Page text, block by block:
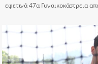
εφετινά 47α Γυναικοκάστρεια